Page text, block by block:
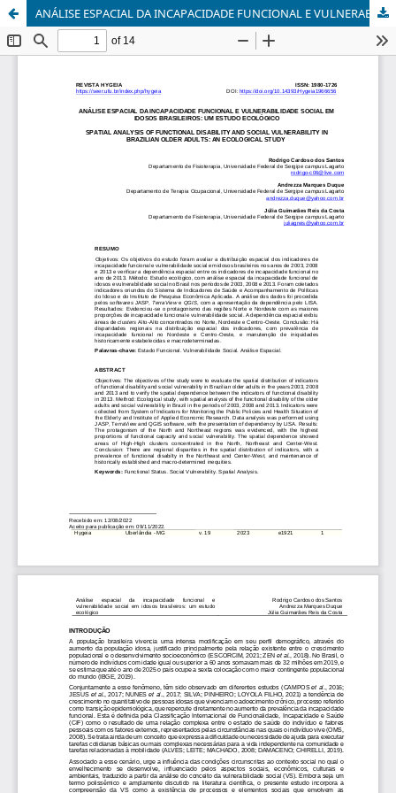
ANÁLISE ESPACIAL DA INCAPACIDADE FUNCIONAL E VULNERABILIDADE SOCIAL EM IDOSOS BRASILEIROS: UM ESTUDO ECOLÓGICO